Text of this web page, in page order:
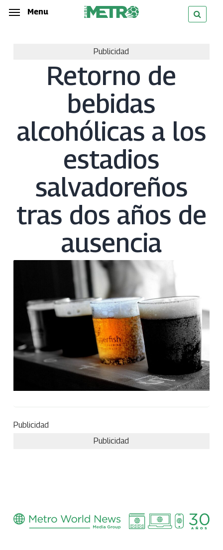
Skip
Menu
Publicidad
Retorno de
bebidas
alcohólicas a los
estadios
salvadoreños
tras dos años de
ausencia
Publicidad
Publicidad
Menu